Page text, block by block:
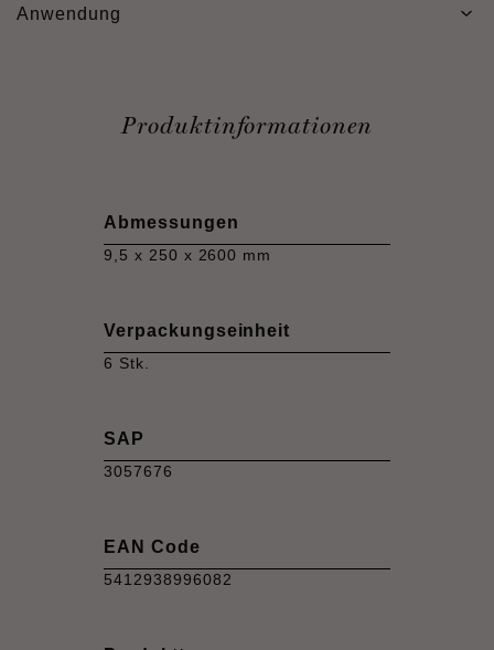
Anwendung
Produktinformationen
Abmessungen
9,5 x 250 x 2600 mm
Verpackungseinheit
6 Stk.
SAP
3057676
EAN Code
5412938996082